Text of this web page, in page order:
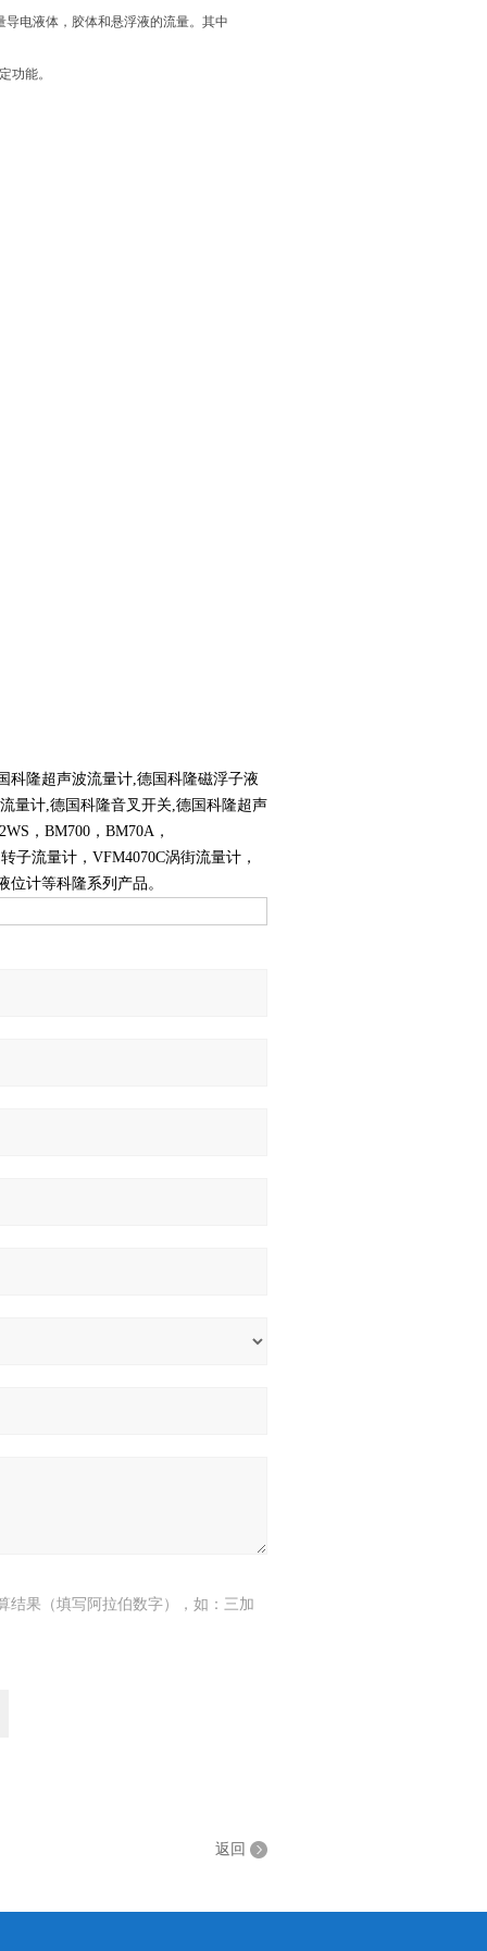
电液体，胶体和悬浮液的流量。其中
功能。
科隆超声波流量计,德国科隆磁浮子液
量计,德国科隆音叉开关,德国科隆超声
，BM700，BM70A，
子流量计，VFM4070C涡街流量计，
位计等科隆系列产品。
结果（填写阿拉伯数字），如：三加
返回